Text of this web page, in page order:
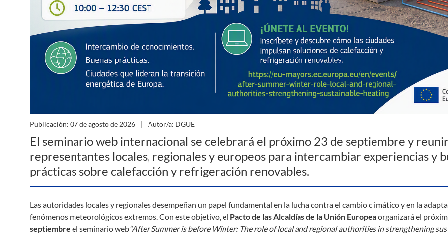
Publicación: 07 de agosto de 2026 Autor/a: DGUE
El seminario web internacional se celebrará el próximo 23 de septiembre y
representantes locales, regionales y europeos para intercambiar experiencias y
prácticas sobre calefacción y refrigeración renovables.
Las autoridades locales y regionales desempeñan un papel fundamental en la lucha contra el cambio climático y en la
fenómenos meteorológicos extremos. Con este objetivo, el Pacto de las Alcaldías de la Unión Europeaorganizará el
septiembre el seminario web“After Summer is before Winter: The role of local and regional authorities in strengthening